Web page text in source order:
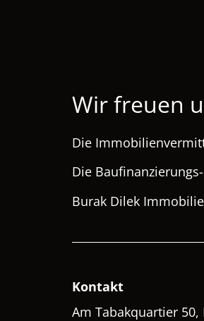
Wir freuen
Die
Die
Burak Dilek
Kontakt
Am Tabakquartier 50,